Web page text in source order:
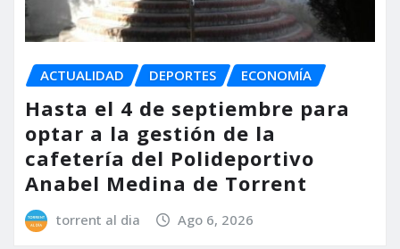
ACTUALIDAD DEPORTES ECONOMÍA
Hasta el 4 de septiembre para
optar a la gestión de la
cafetería del Polideportivo
Anabel Medina de Torrent
torrent al dia Ago 6, 2026